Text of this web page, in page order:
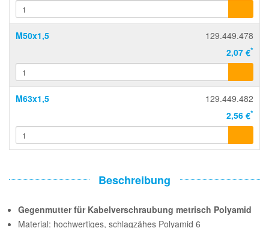
M50x1,5
129.449.478
2,07 €*
M63x1,5
129.449.482
2,56 €*
Beschreibung
Gegenmutter für Kabelverschraubung metrisch Polyamid
Material: hochwertiges, schlagzähes Polyamid 6